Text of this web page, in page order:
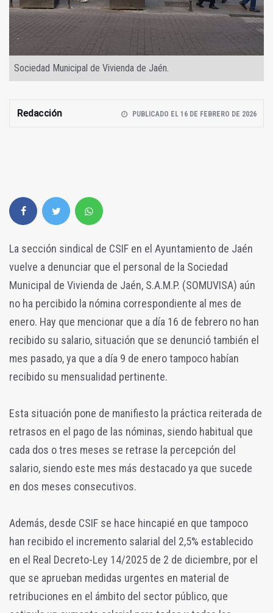
Sociedad Municipal de Vivienda de Jaén.
Redacción PUBLICADO EL 16 DE FEBRERO DE 2026
La sección sindical de CSIF en el Ayuntamiento de Jaén
vuelve a denunciar que el personal de la Sociedad
Municipal de Vivienda de Jaén, S.A.M.P. (SOMUVISA) aún
no ha percibido la nómina correspondiente al mes de
enero. Hay que mencionar que a día 16 de febrero no han
recibido su salario, situación que se denunció también el
mes pasado, ya que a día 9 de enero tampoco habían
recibido su mensualidad pertinente.
Esta situación pone de manifiesto la práctica reiterada de
retrasos en el pago de las nóminas, siendo habitual que
cada dos o tres meses se retrase la percepción del
salario, siendo este mes más destacado ya que sucede
en dos meses consecutivos.
Además, desde CSIF se hace hincapié en que tampoco
han recibido el incremento salarial del 2,5% establecido
en el Real Decreto-Ley 14/2025 de 2 de diciembre, por el
que se aprueban medidas urgentes en material de
retribuciones en el ámbito del sector público, que